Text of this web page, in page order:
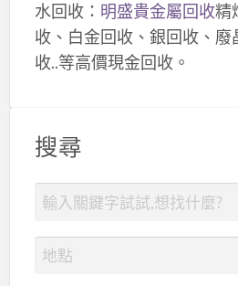
水回收： 明盛貴金屬回收精
收、白金回收、銀回收、廢
收..等高價現金回收。
搜尋